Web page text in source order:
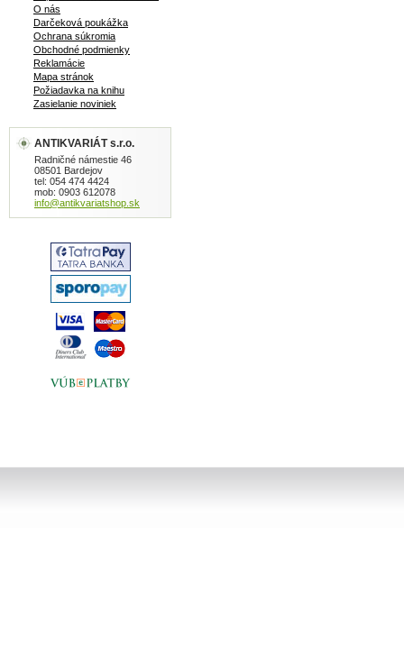
O nás
Darčeková poukážka
Ochrana súkromia
Obchodné podmienky
Reklamácie
Mapa stránok
Požiadavka na knihu
Zasielanie noviniek
ANTIKVARIÁT s.r.o.
Radničné námestie 46
08501 Bardejov
tel: 054 474 4424
mob: 0903 612078
info@antikvariatshop.sk